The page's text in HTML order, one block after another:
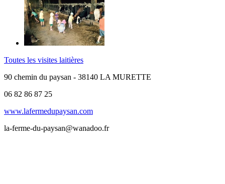
Toutes les visites laitières
90 chemin du paysan - 38140 LA MURETTE
06 82 86 87 25
www.lafermedupaysan.com
la-ferme-du-paysan@wanadoo.fr